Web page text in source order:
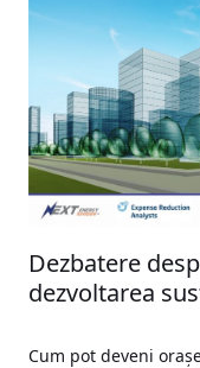
Dezbatere
dezvoltarea
Cum pot deveni